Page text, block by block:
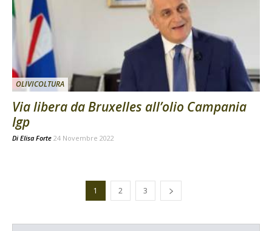
OLIVICOLTURA
Via libera da Bruxelles all’olio Campania
Igp
Di Elisa Forte 24 Novembre 2022
1 2 3